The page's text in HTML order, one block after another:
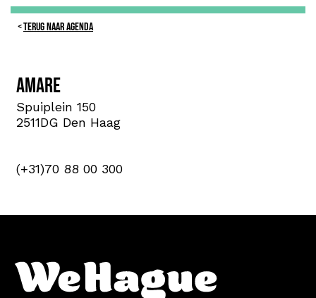
TERUG NAAR AGENDA
Amare
Spuiplein 150
2511DG Den Haag
(+31)70 88 00 300